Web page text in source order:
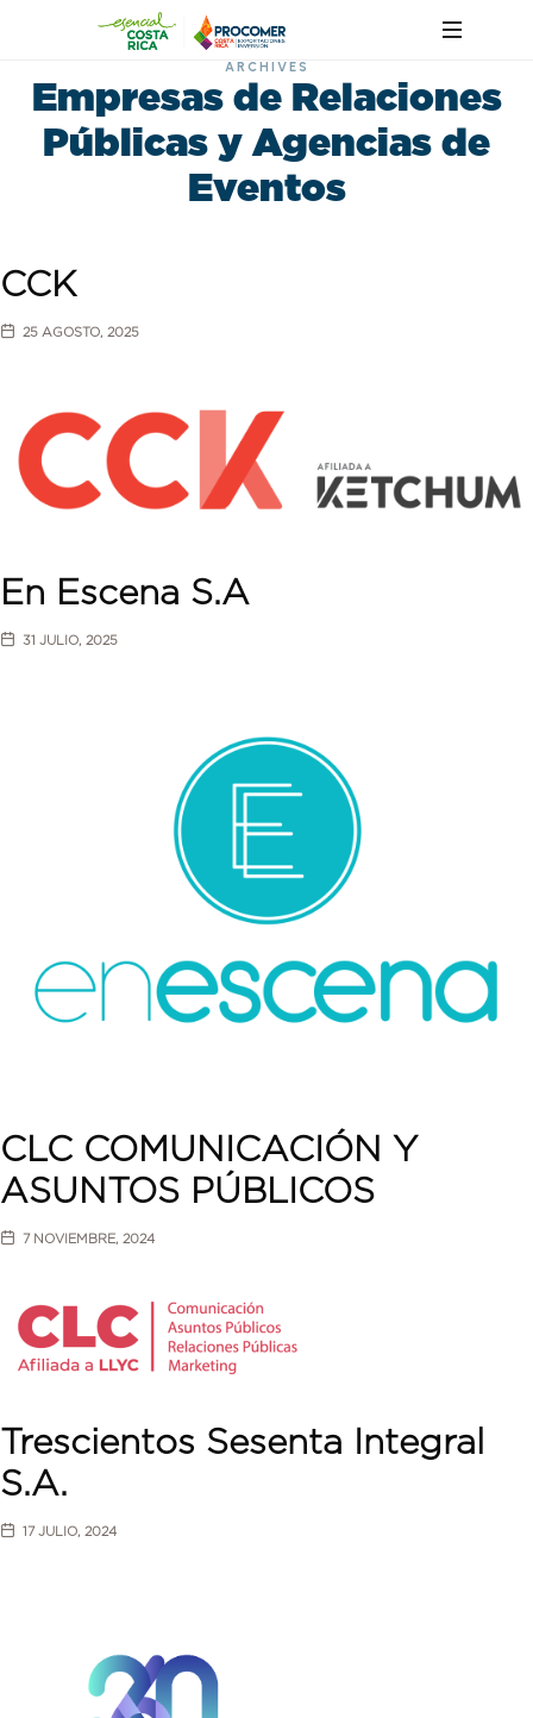
ARCHIVES
Empresas de Relaciones
Públicas y Agencias de
Eventos
CCK
25 AGOSTO, 2025
En Escena S.A
31 JULIO, 2025
CLC COMUNICACIÓN Y
ASUNTOS PÚBLICOS
7 NOVIEMBRE, 2024
Trescientos Sesenta Integral
S.A.
17 JULIO, 2024